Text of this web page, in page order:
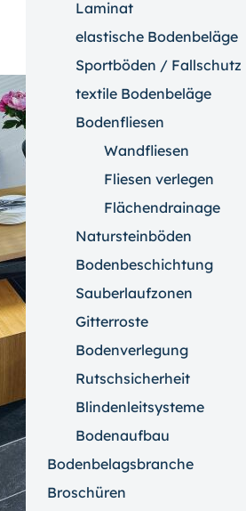
Laminat
elastische Bodenbeläge
Sportböden / Fallschutz
textile Bodenbeläge
Bodenfliesen
Wandfliesen
Fliesen verlegen
Flächendrainage
Natursteinböden
Bodenbeschichtung
Sauberlaufzonen
Gitterroste
Bodenverlegung
Rutschsicherheit
Blindenleitsysteme
Bodenaufbau
Bodenbelagsbranche
Broschüren